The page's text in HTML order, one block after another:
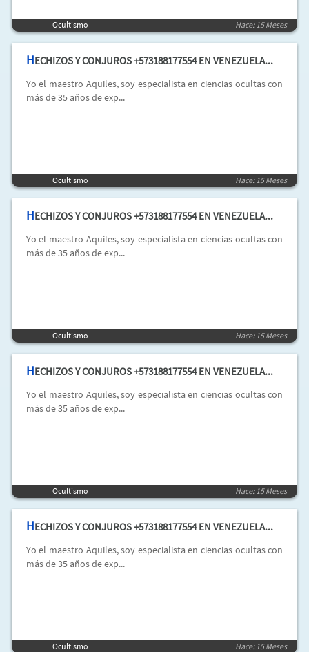
Ocultismo Hace: 15 Meses
HECHIZOS Y CONJUROS +573188177554 EN VENEZUELA...
Yo el maestro Aquiles, soy especialista en ciencias ocultas con
más de 35 años de exp...
Ocultismo Hace: 15 Meses
HECHIZOS Y CONJUROS +573188177554 EN VENEZUELA...
Yo el maestro Aquiles, soy especialista en ciencias ocultas con
más de 35 años de exp...
Ocultismo Hace: 15 Meses
HECHIZOS Y CONJUROS +573188177554 EN VENEZUELA...
Yo el maestro Aquiles, soy especialista en ciencias ocultas con
más de 35 años de exp...
Ocultismo Hace: 15 Meses
HECHIZOS Y CONJUROS +573188177554 EN VENEZUELA...
Yo el maestro Aquiles, soy especialista en ciencias ocultas con
más de 35 años de exp...
Ocultismo Hace: 15 Meses